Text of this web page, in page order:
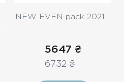
NEW EVEN pack 2021
6732₴
5647 ₴